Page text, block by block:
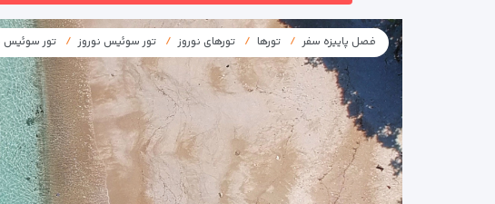
فصل پاییزه سفر تورها تورهای نوروز تور سوئیس نوروز تور سوئیس –